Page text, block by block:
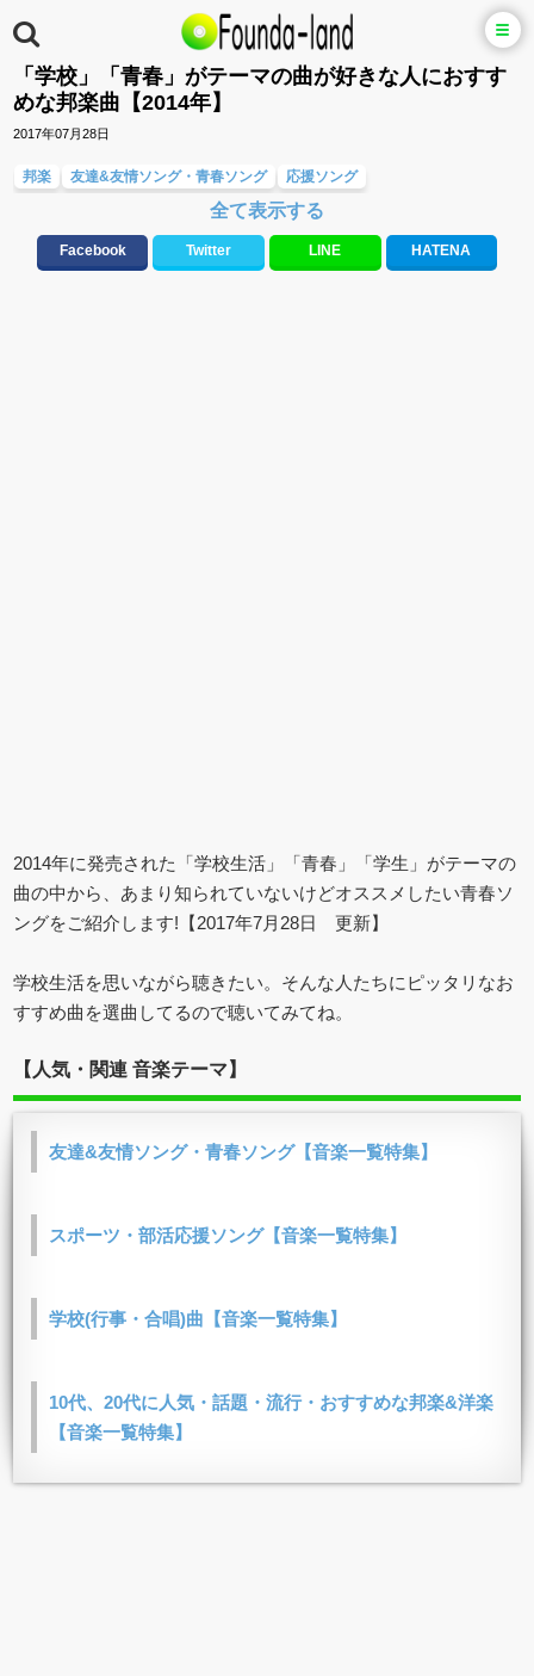
「学校」「青春」がテーマの曲が好きな人におすす
めな邦楽曲【2014年】
2017年07月28日
邦楽 友達&友情ソング・青春ソング 応援ソング
学校(行事・合唱)曲
10、20代に人気・話題・流行・おすすめな邦楽&洋楽
全て表示する
Facebook Twitter LINE HATENA
2014年に発売された「学校生活」「青春」「学生」がテーマの
曲の中から、あまり知られていないけどオススメしたい青春ソ
ングをご紹介します!【2017年7月28日 更新】
学校生活を思いながら聴きたい。そんな人たちにピッタリなお
すすめ曲を選曲してるので聴いてみてね。
【人気・関連 音楽テーマ】
友達&友情ソング・青春ソング【音楽一覧特集】
スポーツ・部活応援ソング【音楽一覧特集】
学校(行事・合唱)曲【音楽一覧特集】
10代、20代に人気・話題・流行・おすすめな邦楽&洋楽
【音楽一覧特集】